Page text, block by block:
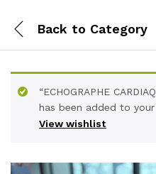
Back to Category
View wishlist
“ECHOGRAPHE
has been added to